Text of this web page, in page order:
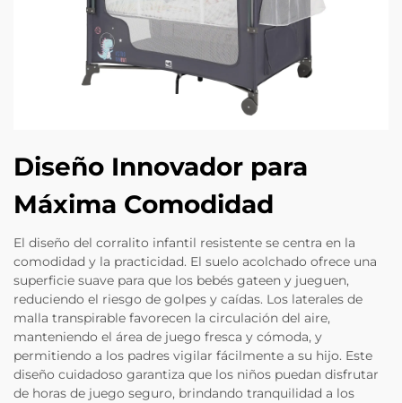
Diseño Innovador para
Máxima Comodidad
El diseño del corralito infantil resistente se centra en la
comodidad y la practicidad. El suelo acolchado ofrece una
superficie suave para que los bebés gateen y jueguen,
reduciendo el riesgo de golpes y caídas. Los laterales de
malla transpirable favorecen la circulación del aire,
manteniendo el área de juego fresca y cómoda, y
permitiendo a los padres vigilar fácilmente a su hijo. Este
diseño cuidadoso garantiza que los niños puedan disfrutar
de horas de juego seguro, brindando tranquilidad a los